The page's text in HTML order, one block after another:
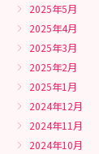
2025年5月
2025年4月
2025年3月
2025年2月
2025年1月
2024年12月
2024年11月
2024年10月